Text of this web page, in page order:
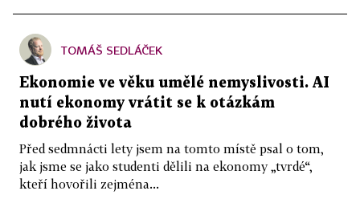
TOMÁŠ SEDLÁČEK
Ekonomie ve věku umělé nemyslivosti. AI
nutí ekonomy vrátit se k otázkám
dobrého života
Před sedmnácti lety jsem na tomto místě psal o tom,
jak jsme se jako studenti dělili na ekonomy „tvrdé“,
kteří hovořili zejména...